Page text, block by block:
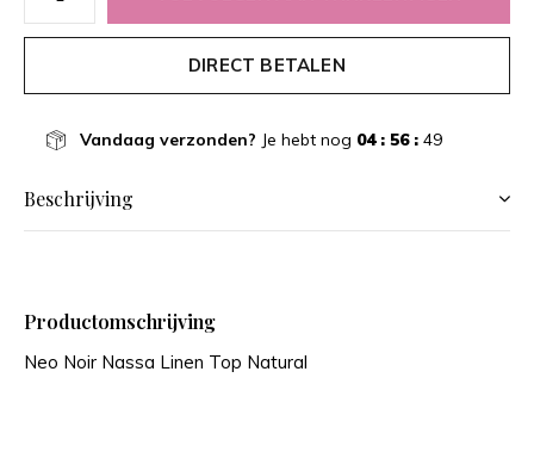
DIRECT BETALEN
Vandaag verzonden? Je hebt nog 04 : 56 : 49
Beschrijving
Productomschrijving
Neo Noir Nassa Linen Top Natural